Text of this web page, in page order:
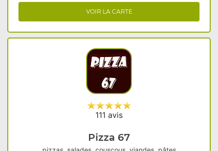
VOIR LA CARTE
111 avis
Pizza 67